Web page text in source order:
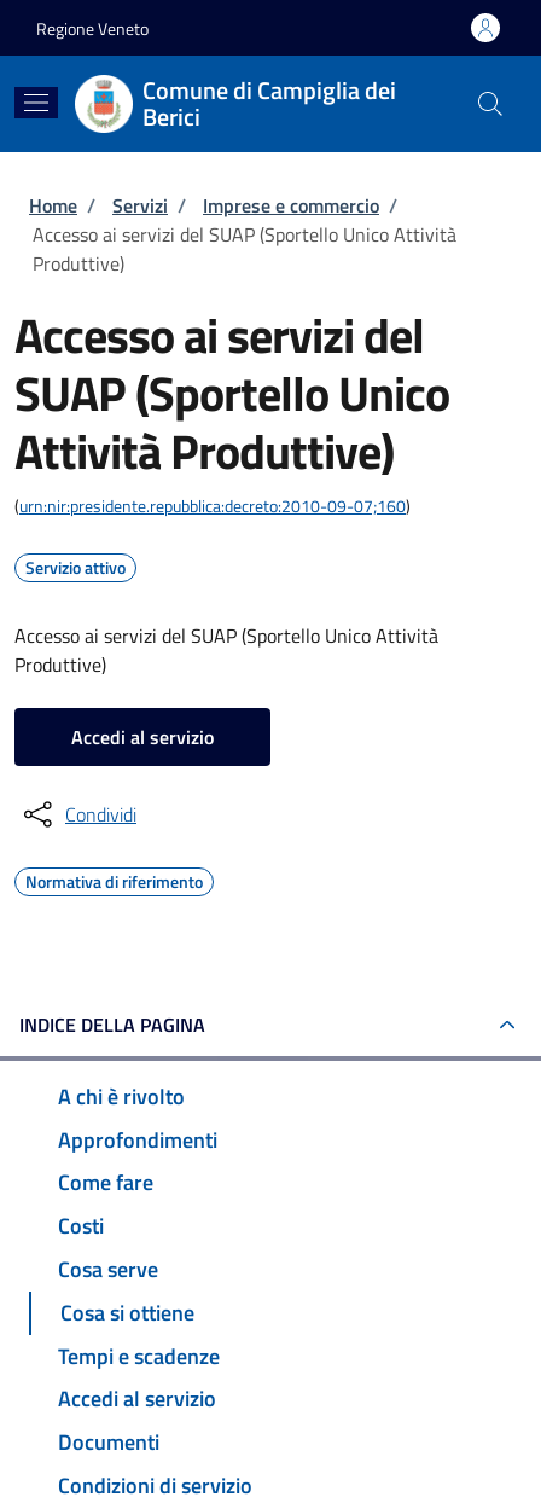
Regione Veneto
Comune di Campiglia dei
Berici
Briciole di pane
Home / Servizi / Imprese e commercio /
Accesso ai servizi del SUAP (Sportello Unico Attività
Produttive)
Accesso ai servizi del
SUAP (Sportello Unico
Attività Produttive)
(urn:nir:presidente.repubblica:decreto:2010-09-07;160)
Servizio attivo
Accesso ai servizi del SUAP (Sportello Unico Attività
Produttive)
Accedi al servizio
Condividi
Normativa di riferimento
INDICE DELLA PAGINA
A chi è rivolto
Approfondimenti
Come fare
Costi
Cosa serve
Cosa si ottiene
Tempi e scadenze
Accedi al servizio
Documenti
Condizioni di servizio